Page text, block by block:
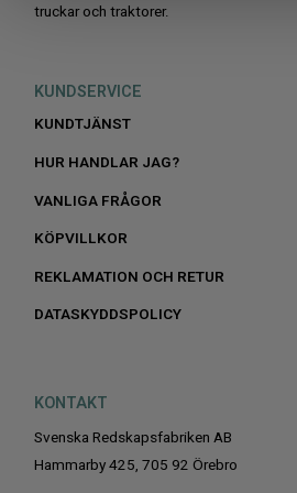
truckar och traktorer.
KUNDSERVICE
KUNDTJÄNST
HUR HANDLAR JAG?
VANLIGA FRÅGOR
KÖPVILLKOR
REKLAMATION OCH RETUR
DATASKYDDSPOLICY
KONTAKT
Svenska Redskapsfabriken AB
Hammarby 425, 705 92 Örebro